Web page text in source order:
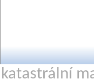
katastrální